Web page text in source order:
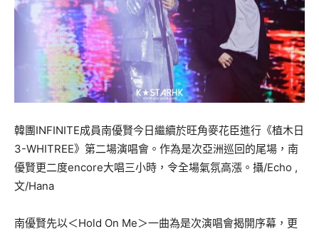
韓團INFINITE成員南優賢今日繼續於旺角麥花臣進行《植木日
3-WHITREE》第二場演唱會。作為是次亞洲巡回的尾場，南
優賢更二度encore大唱三小時，令全場氣氛高漲。攝/Echo ,
文/Hana
南優賢先以＜Hold On Me＞一曲為是次演唱會揭開序幕，更